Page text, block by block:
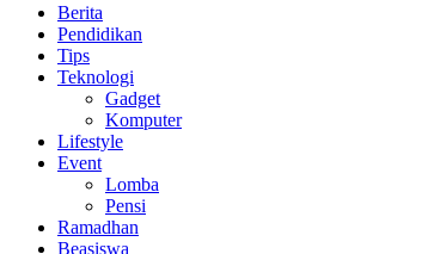
Berita
Pendidikan
Tips
Teknologi
Gadget
Komputer
Lifestyle
Event
Lomba
Pensi
Ramadhan
Beasiswa